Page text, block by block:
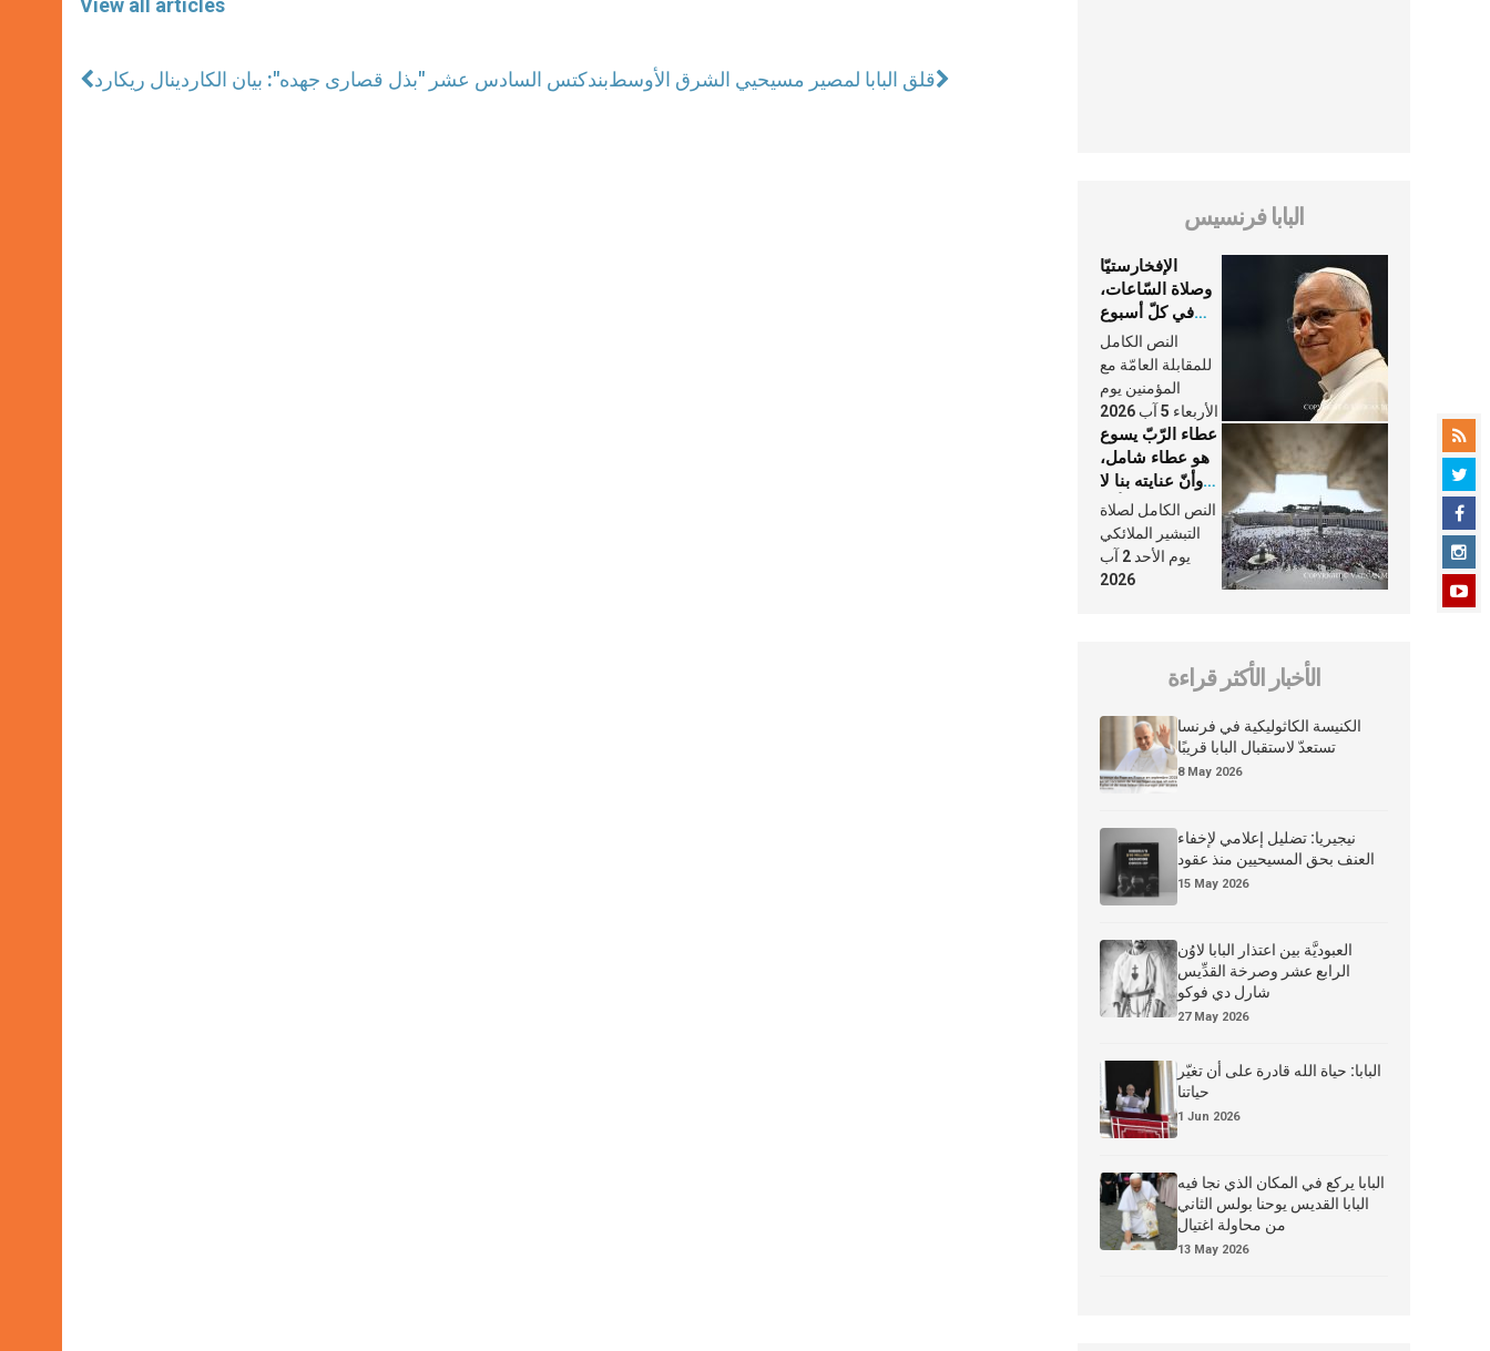
بندكتس السادس عشر "بذل قصارى جهده": بيان الكاردينال ريكاردقلق البابا لمصير مسيحيي الشرق الأوسط
البابا فرنسيس
الإفخارستيّا
وصلاة السّاعات،
في كلّ أسبوع
وكلّ يوم، هما
النَّفَس في حياة
الكنيسة
النص الكامل
للمقابلة العامّة مع
المؤمنين يوم
الأربعاء 5 آب 2026
عطاء الرّبّ يسوع
هو عطاء شامل،
وأنّ عنايته بنا لا
تغيب عنّا أبدًا
النص الكامل لصلاة
التبشير الملائكي
يوم الأحد 2 آب
2026
الأخبار الأكثر قراءة
الكنيسة الكاثوليكية في فرنسا
تستعدّ لاستقبال البابا قريبًا
8 May 2026
نيجيريا: تضليل إعلامي لإخفاء
العنف بحق المسيحيين منذ عقود
15 May 2026
العبوديَّة بين اعتذار البابا لاوُن
الرابع عشر وصرخة القدِّيس
شارل دي فوكو
27 May 2026
البابا: حياة الله قادرة على أن تغيّر
حياتنا
1 Jun 2026
البابا يركع في المكان الذي نجا فيه
البابا القديس يوحنا بولس الثاني
من محاولة اغتيال
13 May 2026